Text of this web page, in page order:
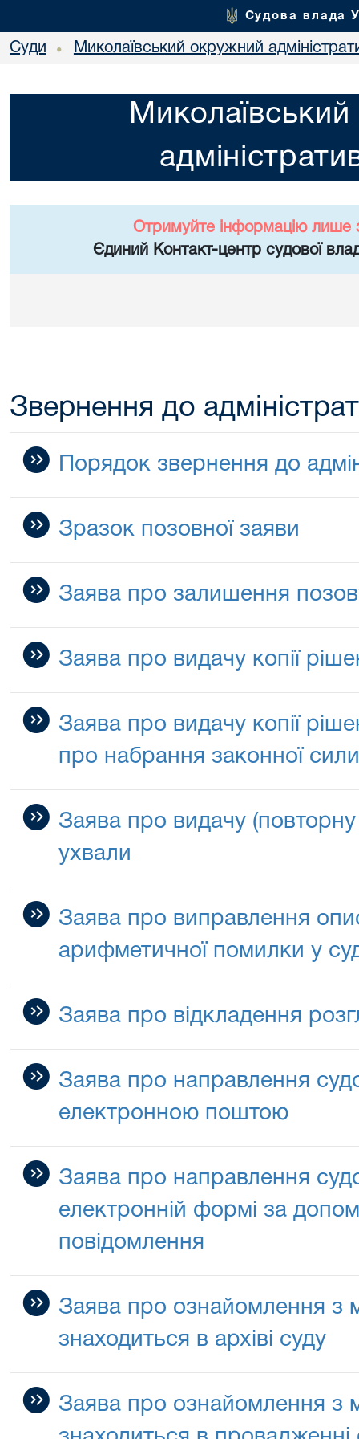
Судова влада
Суди • Миколаївський окружний
Отримуйте інформацію лише
Єдиний Контакт-центр судової
Звернення до
Порядок звернення до
Зразок позовної заяви
Заява про залишення
Заява про видачу копії
Заява про видачу копії
про набрання законної сили
Заява про видачу (повторну
ухвали
Заява про виправлення
арифметичної помилки у
Заява про відкладення
Заява про направлення
електронною поштою
Заява про направлення
електронній формі за
повідомлення
Заява про ознайомлення з
знаходиться в архіві суду
Заява про ознайомлення з